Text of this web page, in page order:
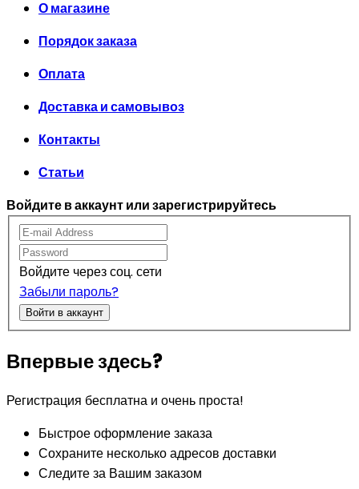
О магазине
Порядок заказа
Оплата
Доставка и самовывоз
Контакты
Статьи
Войдите в аккаунт или зарегистрируйтесь
Войдите через соц. сети
Забыли пароль?
Войти в аккаунт
Впервые здесь?
Регистрация бесплатна и очень проста!
Быстрое оформление заказа
Сохраните несколько адресов доставки
Следите за Вашим заказом